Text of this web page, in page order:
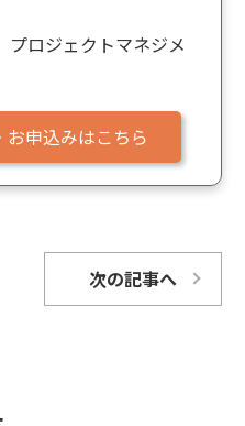
プロジェクトマネジメ
申込みはこちら
次の記事へ